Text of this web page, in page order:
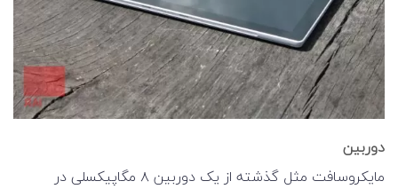
دوربین
مایکروسافت مثل گذشته از یک دوربین ۸ مگاپیکسلی در